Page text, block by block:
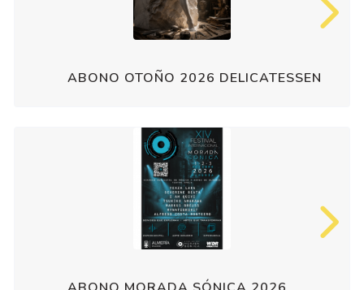
ABONO OTOÑO 2026 DELICATESSEN